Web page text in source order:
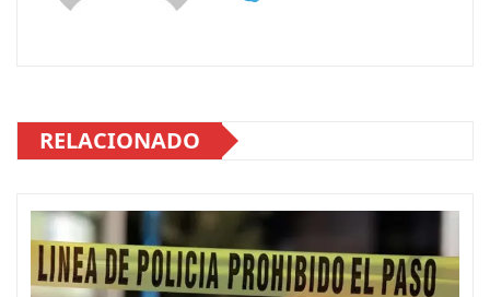
RELACIONADO